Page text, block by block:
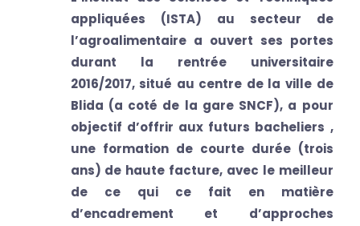
appliquées (ISTA) au secteur de
l’agroalimentaire a ouvert ses portes
durant la rentrée universitaire
2016/2017, situé au centre de la ville de
Blida (a coté de la gare SNCF), a pour
objectif d’offrir aux futurs bacheliers ,
une formation de courte durée (trois
ans) de haute facture, avec le meilleur
de ce qui ce fait en matière
d’encadrement et d’approches